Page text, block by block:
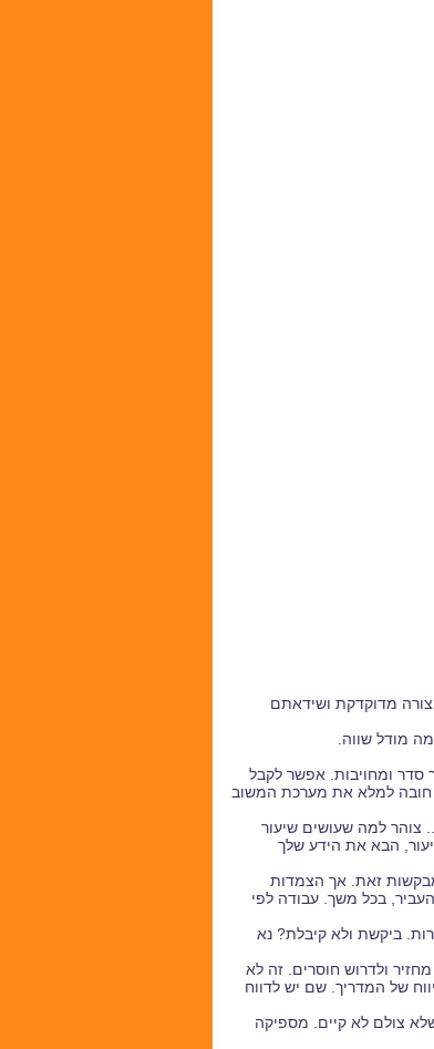
מדוקדקת ושידאתם
סדר ומחויבות. אפשר לקבל
חובה למלא את מערכת המשוב
צוהר למה שעושים שיעור
הבא את הידע שלך
מבקשות זאת. אך הצמדות
בכל משך. עבודה לפי
ביקשת ולא קיבלת? נא
ולדרוש חוסרים. זה לא
של המדריך. שם יש לדווח
צולם לא קיים. מספיקה